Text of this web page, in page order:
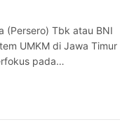
(Persero) Tbk atau BNI
UMKM di Jawa Timur
pada…